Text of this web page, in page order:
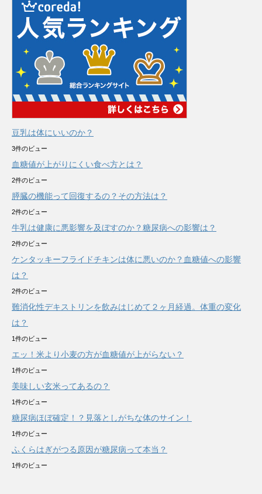
豆乳は体にいいのか？
3件のビュー
血糖値が上がりにくい食べ方とは？
2件のビュー
膵臓の機能って回復するの？その方法は？
2件のビュー
牛乳は健康に悪影響を及ぼすのか？糖尿病への影響は？
2件のビュー
ケンタッキーフライドチキンは体に悪いのか？血糖値への影響
は？
2件のビュー
難消化性デキストリンを飲みはじめて２ヶ月経過。体重の変化
は？
1件のビュー
エッ！米より小麦の方が血糖値が上がらない？
1件のビュー
美味しい玄米ってあるの？
1件のビュー
糖尿病ほぼ確定！？見落としがちな体のサイン！
1件のビュー
ふくらはぎがつる原因が糖尿病って本当？
1件のビュー